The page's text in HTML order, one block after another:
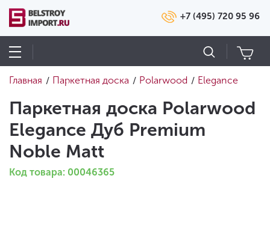
+7 (495) 720 95 96
Главная / Паркетная доска / Polarwood / Elegance
Паркетная доска Polarwood
Elegance Дуб Premium
Noble Matt
Код товара: 00046365